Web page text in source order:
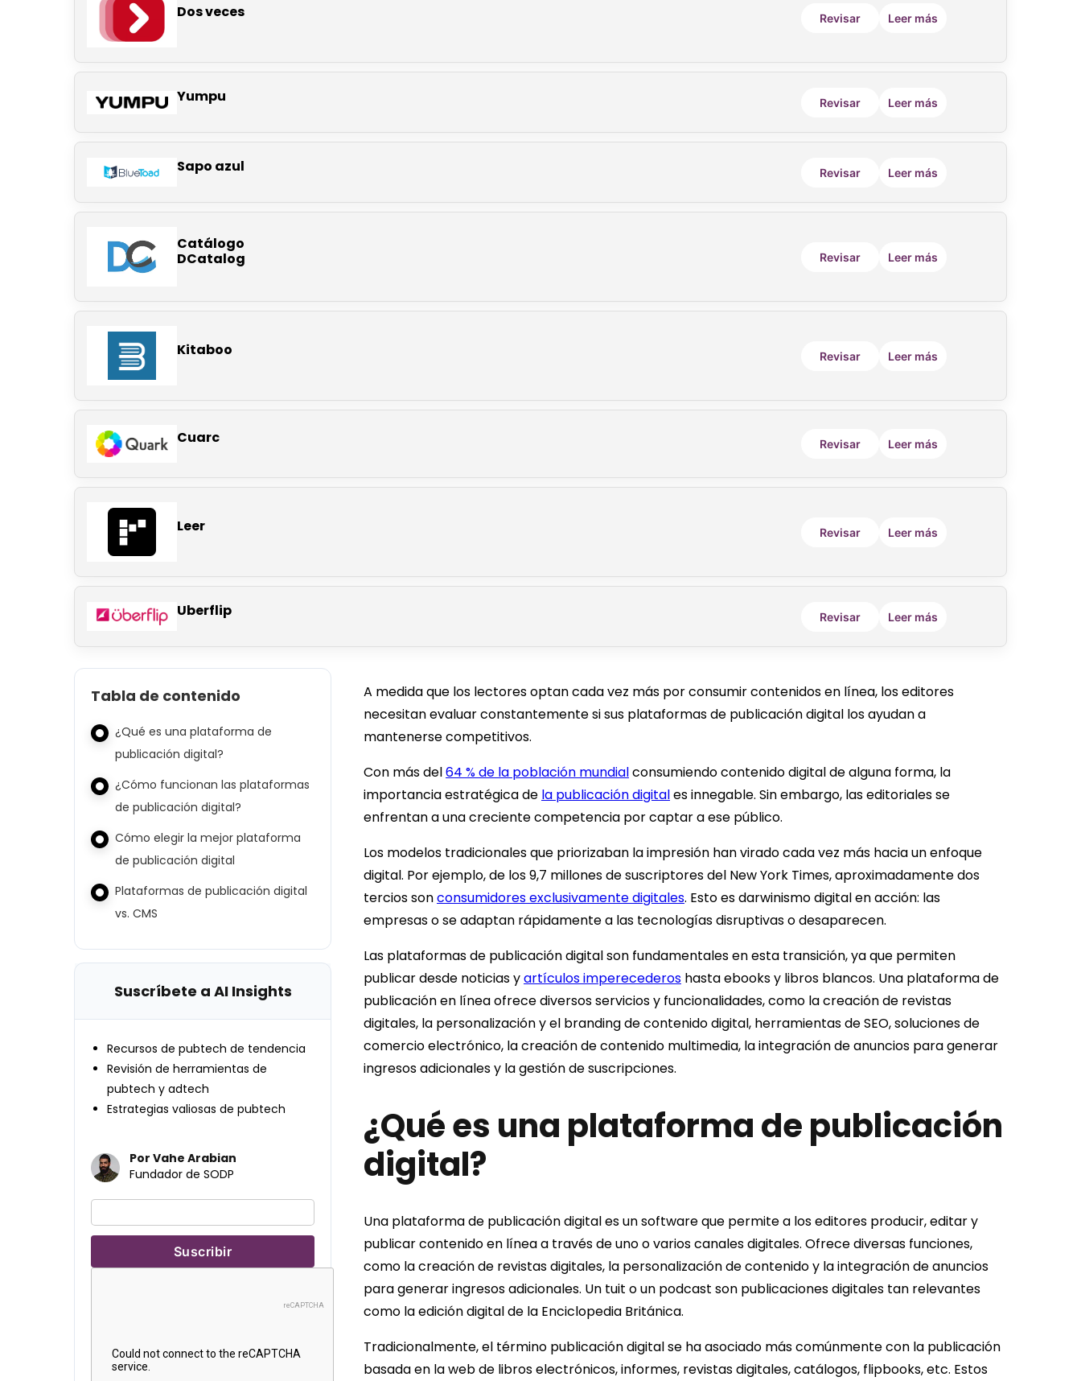
Dos veces Revisar Leer más
Yumpu Revisar Leer más
Sapo azul Revisar Leer más
Catálogo
DCatalog
Revisar Leer más
Kitaboo Revisar Leer más
Cuarc Revisar Leer más
Leer Revisar Leer más
Uberflip Revisar Leer más
Tabla de contenido
¿Qué es una plataforma de
publicación digital?
¿Cómo funcionan las plataformas
de publicación digital?
Cómo elegir la mejor plataforma
de publicación digital
Plataformas de publicación digital
vs. CMS
Suscríbete a AI Insights
Recursos de pubtech de tendencia
Revisión de herramientas de
pubtech y adtech
Estrategias valiosas de pubtech
Por Vahe Arabian
Fundador de SODP
A medida que los lectores optan cada vez más por consumir contenidos en línea, los editores
necesitan evaluar constantemente si sus plataformas de publicación digital los ayudan a
mantenerse competitivos.
Con más del64 % de la población mundialconsumiendo contenido digital de alguna forma, la
importancia estratégica de la publicación digitales innegable. Sin embargo, las editoriales se
enfrentan a una creciente competencia por captar a ese público.
Los modelos tradicionales que priorizaban la impresión han virado cada vez más hacia un enfoque
digital. Por ejemplo, de los 9,7 millones de suscriptores del New York Times, aproximadamente dos
tercios sonconsumidores exclusivamente digitales. Esto es darwinismo digital en acción: las
empresas o se adaptan rápidamente a las tecnologías disruptivas o desaparecen.
Las plataformas de publicación digital son fundamentales en esta transición, ya que permiten
publicar desde noticias yartículos imperecederos hasta ebooks y libros blancos. Una plataforma de
publicación en línea ofrece diversos servicios y funcionalidades, como la creación de revistas
digitales, la personalización y el branding de contenido digital, herramientas de SEO, soluciones de
comercio electrónico, la creación de contenido multimedia, la integración de anuncios para generar
ingresos adicionales y la gestión de suscripciones.
¿Qué es una plataforma de publicación
digital?
Una plataforma de publicación digital es un software que permite a los editores producir, editar y
publicar contenido en línea a través de uno o varios canales digitales. Ofrece diversas funciones,
como la creación de revistas digitales, la personalización de contenido y la integración de anuncios
para generar ingresos adicionales. Un tuit o un podcast son publicaciones digitales tan relevantes
como la edición digital de la Enciclopedia Británica.
Tradicionalmente, el término publicación digital se ha asociado más comúnmente con la publicación
basada en la web de libros electrónicos, informes, revistas digitales, catálogos, flipbooks, etc. Estos